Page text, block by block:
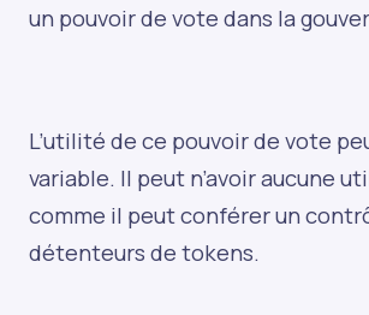
un pouvoir de vote dans la
L’utilité de ce pouvoir de vote
variable. Il peut n’avoir aucune
comme il peut conférer un
détenteurs de tokens.